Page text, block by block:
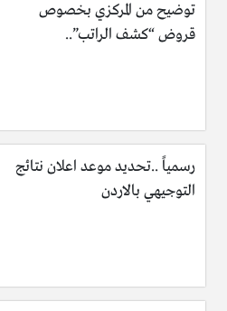
توضيح من المركزي بخصوص
قروض “كشف الراتب”..
رسمياً ..تحديد موعد اعلان نتائج
التوجيهي بالاردن